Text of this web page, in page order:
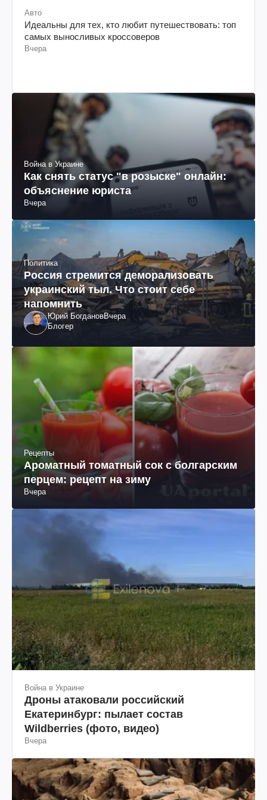
Авто
Идеальны для тех, кто любит путешествовать: топ
самых выносливых кроссоверов
Вчера
Война в Украине
Как снять статус "в розыске" онлайн:
объяснение юриста
Вчера
Политика
Россия стремится деморализовать
украинский тыл. Что стоит себе
напомнить
Юрий БогдановВчера
Блогер
Рецепты
Ароматный томатный сок с болгарским
перцем: рецепт на зиму
Вчера
Война в Украине
Дроны атаковали российский
Екатеринбург: пылает состав
Wildberries (фото, видео)
Вчера